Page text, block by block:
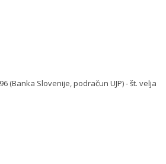
(Banka Slovenije, podračun UJP) - št. velja